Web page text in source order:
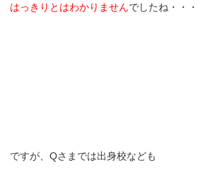
はっきりとはわかりませんでしたね・・・
ですが、Qさまでは出身校なども